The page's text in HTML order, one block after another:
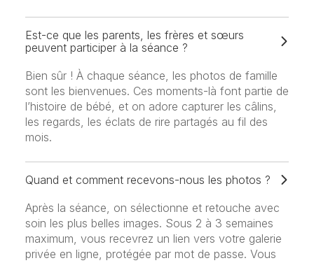
Est-ce que les parents, les frères et sœurs
peuvent participer à la séance ?
Bien sûr ! À chaque séance, les photos de famille
sont les bienvenues. Ces moments-là font partie de
l’histoire de bébé, et on adore capturer les câlins,
les regards, les éclats de rire partagés au fil des
mois.
Quand et comment recevons-nous les photos ?
Après la séance, on sélectionne et retouche avec
soin les plus belles images. Sous 2 à 3 semaines
maximum, vous recevrez un lien vers votre galerie
privée en ligne, protégée par mot de passe. Vous